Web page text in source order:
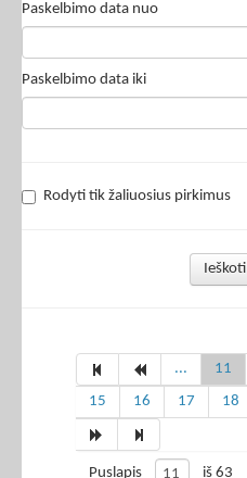
Paskelbimo data nuo
Paskelbimo data iki
Rodyti tik žaliuosius pirkimus
Ieškoti
... 11
15
16 17 18
Puslapis iš 63